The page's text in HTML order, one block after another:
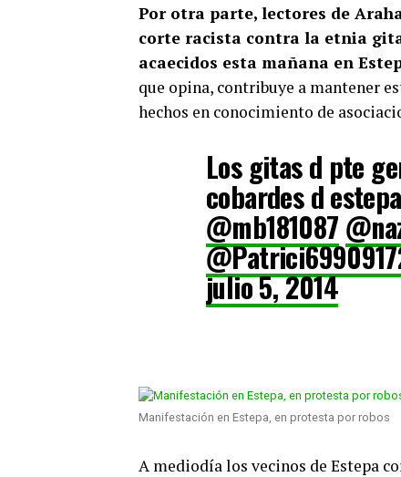
Por otra parte, lectores de
corte racista contra la etnia
acaecidos esta mañana en
que opina, contribuye a mantener
hechos en conocimiento de
Los gitas d pte
cobardes d
@mb181087
julio 5, 2014
Manifestación en Estepa, en protesta por robos
A mediodía los vecinos de Estepa